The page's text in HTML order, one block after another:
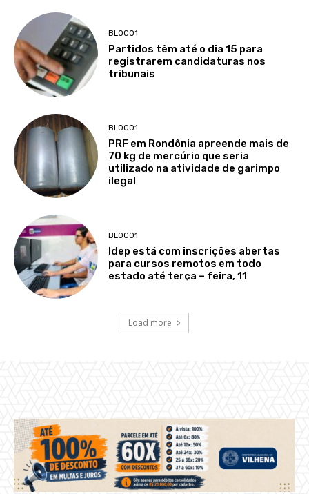
BLOCO1
Partidos têm até o dia 15 para
registrarem candidaturas nos
tribunais
BLOCO1
PRF em Rondônia apreende mais de
70 kg de mercúrio que seria
utilizado na atividade de garimpo
ilegal
BLOCO1
Idep está com inscrições abertas
para cursos remotos em todo
estado até terça – feira, 11
Load more